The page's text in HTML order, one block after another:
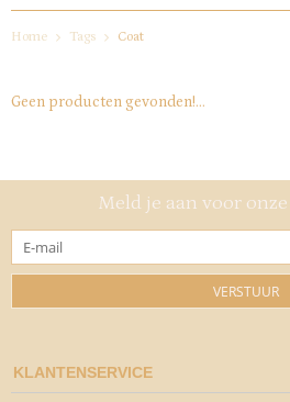
Home Tags Coat
Geen producten gevonden!...
Meld je aan voor
VERSTUUR
KLANTENSERVICE